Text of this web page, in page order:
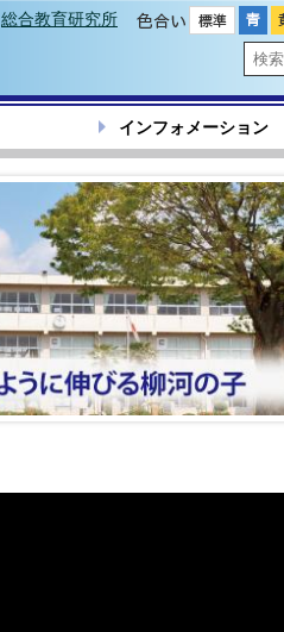
色合い
総合教育研究所
インフォメーション